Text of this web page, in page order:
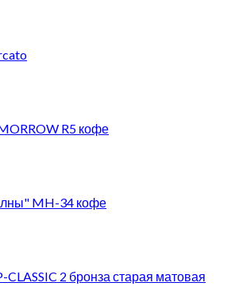
R5 кофе
MH-34 кофе
CLASSIC 2 бронза старая матовая